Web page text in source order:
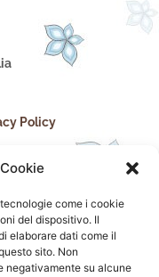
come i cookie
del dispositivo. Il
elaborare dati come il
sito. Non
negativamente su alcune
Policy